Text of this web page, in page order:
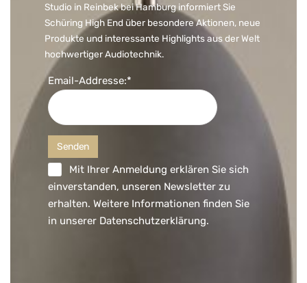
Studio in Reinbek bei Hamburg informiert Sie
Schüring High End über besondere Aktionen, neue
Produkte und interessante Highlights aus der Welt
hochwertiger Audiotechnik.
Email-Addresse:*
Mit Ihrer Anmeldung erklären Sie sich
einverstanden, unseren Newsletter zu
erhalten. Weitere Informationen finden Sie
in unserer Datenschutzerklärung.